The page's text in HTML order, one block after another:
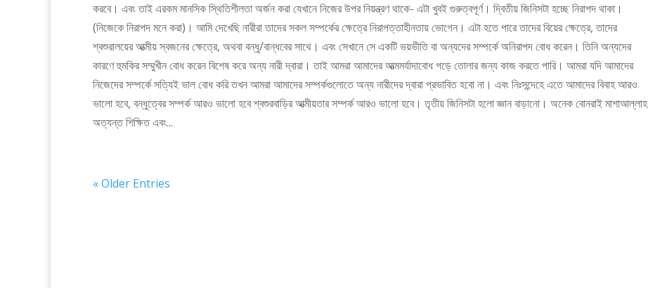
করবে। এবং তাই এরকম মানসিক স্থিতিশীলতা অর্জন করা যেখানে নিজের উপর নিয়ন্ত্রণ থাকে- এটা খুবই গুরুত্বপূর্ণ। দ্বিতীয় জিনিসটা হচ্ছে নিরাপদ থাকা।
(নিজেকে নিরাপদ মনে করা)। আমি দেখেছি নারীরা তাদের সকল সম্পর্কের ক্ষেত্রে নিরাপত্তাহীনতায় ভোগেন। এটা হতে পারে তাদের বিয়ের ক্ষেত্রে, তাদের
শ্বশুরালয়ের আত্মীয় স্বজনের ক্ষেত্রে, অথবা বন্ধু/বান্ধবের সাথে। এবং সেখানে সে একটি ভয়ভীতি বা অন্যদের সম্পর্কে অনিরাপদ বোধ করেন। তিনি অন্যদের
কারণে হুমকির সম্মুখীন বোধ করেন বিশেষ করে অন্য নারী দ্বারা। তাই আমরা আমাদের আত্মমর্যাদাবোধ গড়ে তোলার জন্য কাজ করতে পারি। আমরা যদি আমাদের
নিজেদের সম্পর্কে সত্যিই ভাল বোধ করি তখন আমরা আমাদের সম্পর্কগুলোতে অন্য নারীদের দ্বারা প্রভাবিত হবো না। এবং নিঃসন্দেহে এতে আমাদের বিবাহ আরও
ভালো হবে, বন্ধুত্বের সম্পর্ক আরও ভালো হবে শ্বশুরবাড়ির আত্মীয়তার সম্পর্ক আরও ভালো হবে। তৃতীয় জিনিসটা হলো জ্ঞান বাড়ানো। অনেক বোনরাই মাশাআল্লাহ
অত্যন্ত শিক্ষিত এবং...
« Older Entries